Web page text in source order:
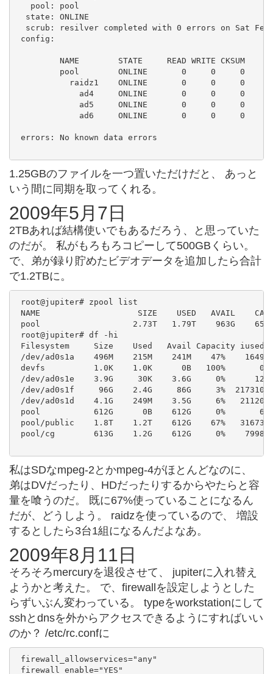
   pool: pool
  state: ONLINE
scrub: resilver completed with 0 errors on Sat Feb
config:
         NAME        STATE     READ WRITE CKSUM
         pool        ONLINE       0     0     0
           raidz1    ONLINE       0     0     0
             ad4     ONLINE       0     0     0
             ad5     ONLINE       0     0     0
             ad6     ONLINE       0     0     0
errors: No known data errors
1.25GBのファイルを一つ置いただけだと、 あっと
いう間に同期を取ってくれる。
2009年5月7日
2TBあれば結構使いでもあるだろう、と思っていた
のだが。 私がもろもろコピーして500GBくらい。
で、弟が録り貯めたビデオデータを追加したら合計
で1.2TBに。
root@jupiter# zpool list
NAME                    SIZE    USED   AVAIL    CAP
pool                   2.73T   1.79T    963G    65%
root@jupiter# df -hi
Filesystem     Size    Used   Avail Capacity iused
/dev/ad0s1a    496M    215M    241M    47%
devfs          1.0K    1.0K      0B   100%       0
/dev/ad0s1e    3.9G     30K    3.6G     0%      12
/dev/ad0s1f     96G    2.4G     86G     3%  217310
/dev/ad0s1d    4.1G    249M    3.5G     6%   21120
pool           612G      0B    612G     0%       6
pool/public    1.8T    1.2T    612G    67%   31673
pool/cg        613G    1.2G    612G     0%    7998
私はSDなmpeg-2とかmpeg-4がほとんどなのに、
弟はDVだったり、HDだったりするからやたらと容
量を喰うのだ。 既に67%使っていることになるん
だが、どうしよう。 raidzを使っているので、 増設
するとしたら3台1組になるんだよなあ。
2009年8月11日
そろそろmercuryを退役させて、 jupiterに入れ替え
ようかと考えた。 で、firewallを設定しようとした
らずいぶん変わっている。 typeをworkstationにして
sshとdnsを外からアクセスできるようにすればいい
のか？ /etc/rc.confに
firewall_allowservices="any"
firewall_enable="YES"